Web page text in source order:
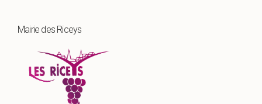
Mairie des Riceys